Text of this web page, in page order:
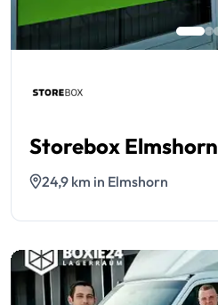
Storebox Elmshorn
24,9 km in Elmshorn